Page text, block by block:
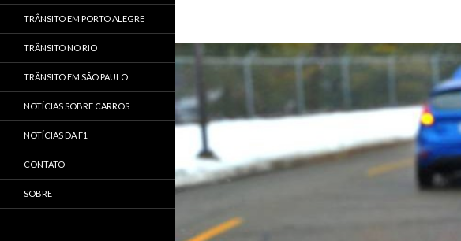
TRÂNSITO EM PORTO ALEGRE
TRÂNSITO NO RIO
TRÂNSITO EM SÃO PAULO
NOTÍCIAS SOBRE CARROS
NOTÍCIAS DA F1
CONTATO
SOBRE